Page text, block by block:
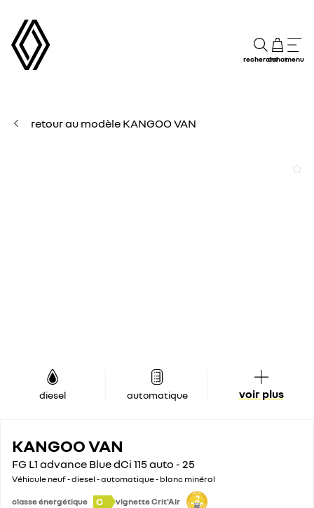
rechercheachatmenu
retour au modèle KANGOO VAN
diesel automatique voir plus
KANGOO VAN
FG L1 advance Blue dCi 115 auto - 25
Véhicule neuf - diesel - automatique - blanc minéral
classe énergétique C vignette Crit'Air